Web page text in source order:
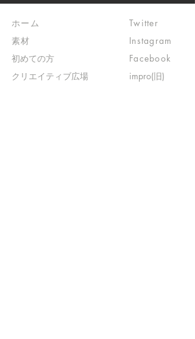
ホーム
素材
初めての方
​クリエイティブ広場
Twitter
Instagram
Facebook
impro(旧)​